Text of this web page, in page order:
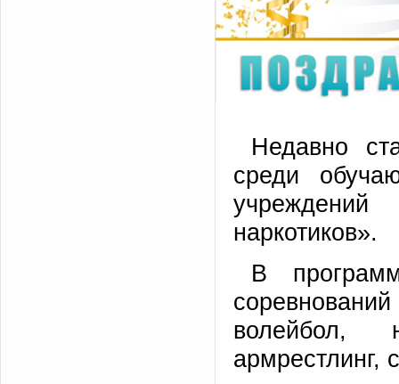
Недавно
среди
наркотиков».
В
волейбол,
армрестлинг,